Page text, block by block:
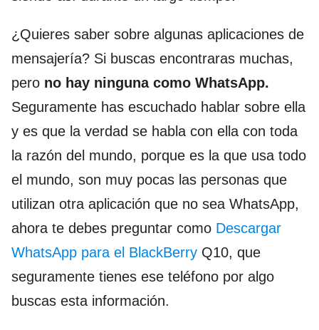
¿Quieres saber sobre algunas aplicaciones de
mensajería? Si buscas encontraras muchas,
pero no hay ninguna como WhatsApp.
Seguramente has escuchado hablar sobre ella
y es que la verdad se habla con ella con toda
la razón del mundo, porque es la que usa todo
el mundo, son muy pocas las personas que
utilizan otra aplicación que no sea WhatsApp,
ahora te debes preguntar como Descargar
WhatsApp para el BlackBerry Q10, que
seguramente tienes ese teléfono por algo
buscas esta información.